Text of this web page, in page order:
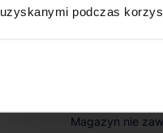
uzyskanymi podczas
Częściej